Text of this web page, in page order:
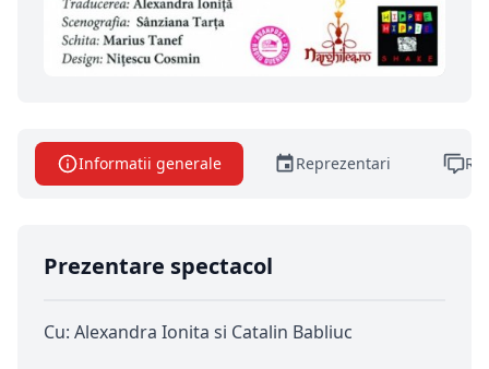
Informatii generale Reprezentari
Prezentare spectacol
Cu: Alexandra Ionita si Catalin Babliuc